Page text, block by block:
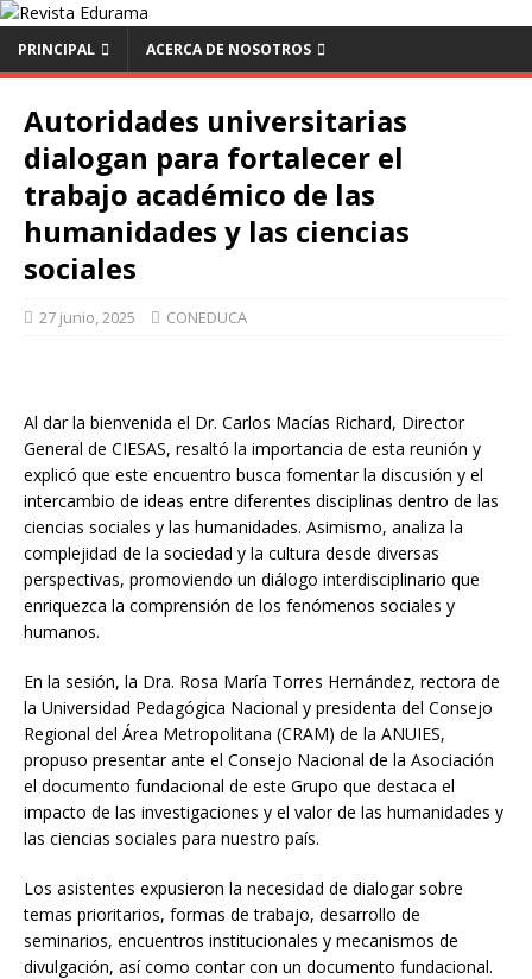
PRINCIPAL ACERCA DE NOSOTROS
Autoridades universitarias
dialogan para fortalecer el
trabajo académico de las
humanidades y las ciencias
sociales
27 junio, 2025 CONEDUCA
Al dar la bienvenida el Dr. Carlos Macías Richard, Director
General de CIESAS, resaltó la importancia de esta reunión y
explicó que este encuentro busca fomentar la discusión y el
intercambio de ideas entre diferentes disciplinas dentro de las
ciencias sociales y las humanidades. Asimismo, analiza la
complejidad de la sociedad y la cultura desde diversas
perspectivas, promoviendo un diálogo interdisciplinario que
enriquezca la comprensión de los fenómenos sociales y
humanos.
En la sesión, la Dra. Rosa María Torres Hernández, rectora de
la Universidad Pedagógica Nacional y presidenta del Consejo
Regional del Área Metropolitana (CRAM) de la ANUIES,
propuso presentar ante el Consejo Nacional de la Asociación
el documento fundacional de este Grupo que destaca el
impacto de las investigaciones y el valor de las humanidades y
las ciencias sociales para nuestro país.
Los asistentes expusieron la necesidad de dialogar sobre
temas prioritarios, formas de trabajo, desarrollo de
seminarios, encuentros institucionales y mecanismos de
divulgación, así como contar con un documento fundacional.